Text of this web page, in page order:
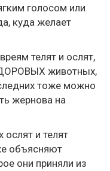
голосом или
куда желает
телят и ослят,
животных,
тоже можно
жернова на
ослят и телят
объясняют
они приняли из